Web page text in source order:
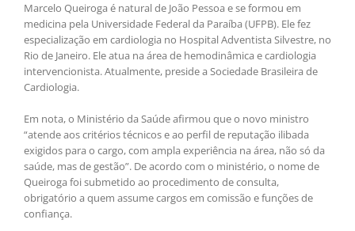
Marcelo Queiroga é natural de João Pessoa e se formou em
medicina pela Universidade Federal da Paraíba (UFPB). Ele fez
especialização em cardiologia no Hospital Adventista Silvestre, no
Rio de Janeiro. Ele atua na área de hemodinâmica e cardiologia
intervencionista. Atualmente, preside a Sociedade Brasileira de
Cardiologia.
Em nota, o Ministério da Saúde afirmou que o novo ministro
“atende aos critérios técnicos e ao perfil de reputação ilibada
exigidos para o cargo, com ampla experiência na área, não só da
saúde, mas de gestão”. De acordo com o ministério, o nome de
Queiroga foi submetido ao procedimento de consulta,
obrigatório a quem assume cargos em comissão e funções de
confiança.